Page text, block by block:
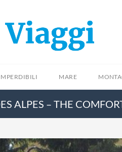
MARE
ALPES – THE